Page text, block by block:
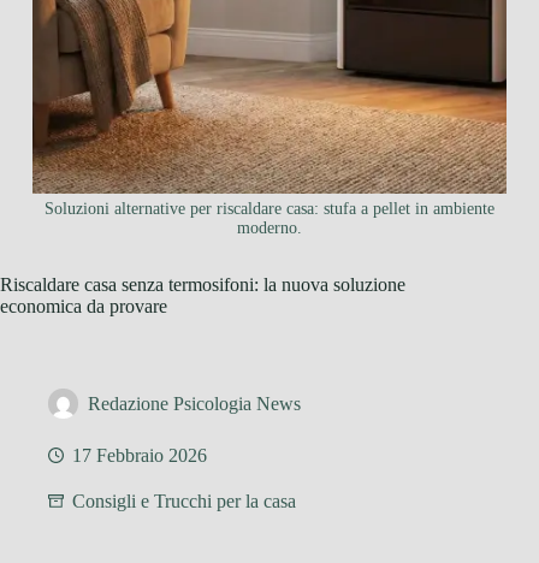
Soluzioni alternative per riscaldare casa: stufa a pellet in ambiente
moderno.
Riscaldare casa senza termosifoni: la nuova soluzione
economica da provare
Redazione Psicologia News
17 Febbraio 2026
Consigli e Trucchi per la casa